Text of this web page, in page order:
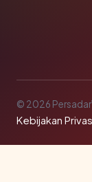
© 2026
Kebijakan